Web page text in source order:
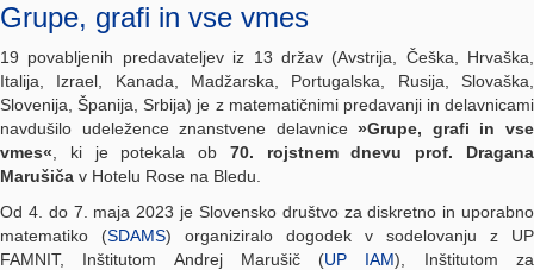
Grupe, grafi in vse vmes
19 povabljenih predavateljev iz 13 držav (Avstrija, Češka, Hrvaška,
Italija, Izrael, Kanada, Madžarska, Portugalska, Rusija, Slovaška,
Slovenija, Španija, Srbija) je z matematičnimi predavanji in delavnicami
navdušilo udeležence znanstvene delavnice»Grupe, grafi in vse
vmes« , ki je potekala ob 70. rojstnem dnevu prof. Dragana
Marušiča v Hotelu Rose na Bledu.
Od 4. do 7. maja 2023 je Slovensko društvo za diskretno in uporabno
matematiko (SDAMS) organiziralo dogodek v sodelovanju z UP
FAMNIT, Inštitutom Andrej Marušič (UP IAM), Inštitutom za